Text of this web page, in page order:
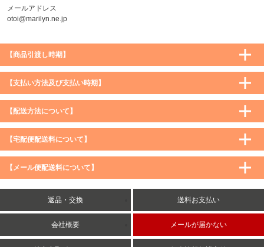
メールアドレス
otoi@marilyn.ne.jp
【商品引渡し時期】
【支払い方法及び支払い時期】
【配送方法について】
【宅配便配送料について】
購入価格 ／ 地域 通常 沖縄・離島など一部地域
5,900円（税込）未満
590円（税込）
【メール便配送料について】
5,900円（税込）以上 送料無料
返品・交換 送料お支払い
会社概要 メールが届かない